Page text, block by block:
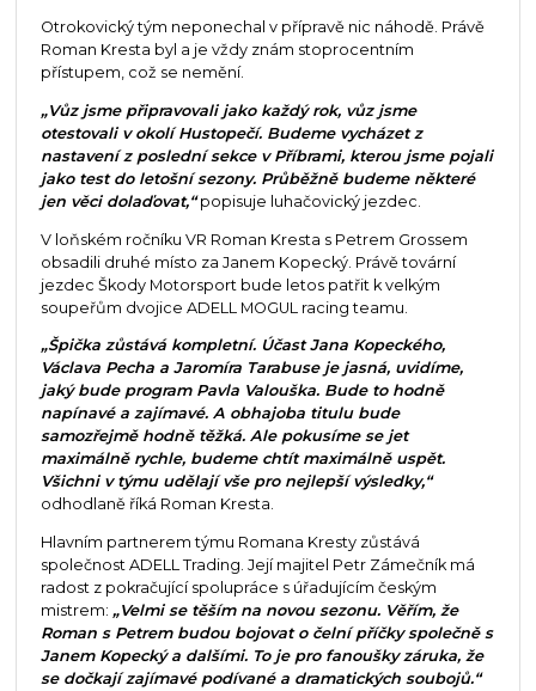
Otrokovický tým neponechal v přípravě nic náhodě. Právě
Roman Kresta byl a je vždy znám stoprocentním
přístupem, což se nemění.
„Vůz jsme připravovali jako každý rok, vůz jsme
otestovali v okolí Hustopečí. Budeme vycházet z
nastavení z poslední sekce v Příbrami, kterou jsme pojali
jako test do letošní sezony. Průběžně budeme některé
jen věci dolaďovat,“popisuje luhačovický jezdec.
V loňském ročníku VR Roman Kresta s Petrem Grossem
obsadili druhé místo za Janem Kopecký. Právě tovární
jezdec Škody Motorsport bude letos patřit k velkým
soupeřům dvojice ADELL MOGUL racing teamu.
„Špička zůstává kompletní. Účast Jana Kopeckého,
Václava Pecha a Jaromíra Tarabuse je jasná, uvidíme,
jaký bude program Pavla Valouška. Bude to hodně
napínavé a zajímavé. A obhajoba titulu bude
samozřejmě hodně těžká. Ale pokusíme se jet
maximálně rychle, budeme chtít maximálně uspět.
Všichni v týmu udělají vše pro nejlepší výsledky,“
odhodlaně říká Roman Kresta.
Hlavním partnerem týmu Romana Kresty zůstává
společnost ADELL Trading. Její majitel Petr Zámečník má
radost z pokračující spolupráce s úřadujícím českým
mistrem: „Velmi se těším na novou sezonu. Věřím, že
Roman s Petrem budou bojovat o čelní příčky společně s
Janem Kopecký a dalšími. To je pro fanoušky záruka, že
se dočkají zajímavé podívané a dramatických soubojů.“